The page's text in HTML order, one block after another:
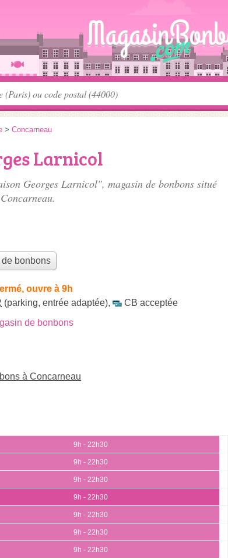
> Concarneau
Larnicol
Georges Larnicol", magasin de bonbons situé
bonbons
ouvre à 9h
(parking, entrée adaptée),
CB acceptée
de bonbons
à Concarneau
9h - 22h30
9h - 22h30
9h - 22h30
9h - 22h30
9h - 22h30
9h - 22h30
9h - 22h30